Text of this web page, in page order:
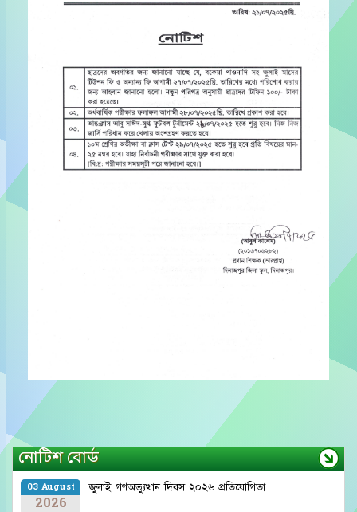
নোটিশ বোর্ড
03 August
2026
জুলাই গণঅভ্যুত্থান দিবস ২০২৬ প্রতিযোগিতা